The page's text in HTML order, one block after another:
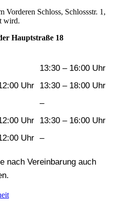
Vorderen Schloss, Schlossstr. 1,
wird.
Hauptstraße 18
13:30 – 16:00 Uhr
Uhr
13:30 – 18:00 Uhr
–
Uhr
13:30 – 16:00 Uhr
Uhr –
nach Vereinbarung auch